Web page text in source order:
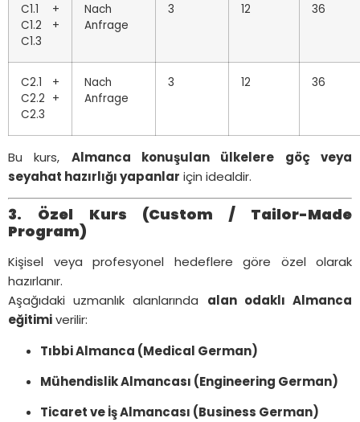
C1.1 +
C1.2 +
C1.3
Nach
Anfrage
3 12 36
C2.1 +
C2.2 +
C2.3
Nach
Anfrage
3 12 36
Bu kurs, Almanca konuşulan ülkelere göç veya
seyahat hazırlığı yapanlar için idealdir.
3. Özel Kurs (Custom / Tailor-Made
Program)
Kişisel veya profesyonel hedeflere göre özel olarak
hazırlanır.
Aşağıdaki uzmanlık alanlarında alan odaklı Almanca
eğitimiverilir:
Tıbbi Almanca (Medical German)
Mühendislik Almancası (Engineering German)
Ticaret ve İş Almancası (Business German)